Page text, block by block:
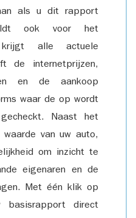
als u dit rapport
ook voor het
alle actuele
de internetprijzen,
en de aankoop
waar de op wordt
Naast het
waarde van uw auto,
om inzicht te
eigenaren en de
Met één klik op
direct